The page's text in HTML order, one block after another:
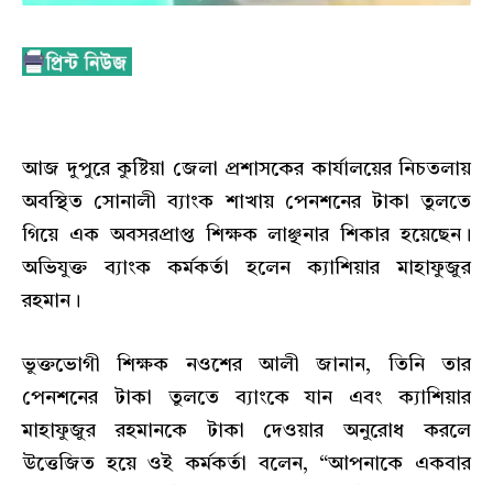
আজ দুপুরে কুষ্টিয়া জেলা প্রশাসকের কার্যালয়ের নিচতলায়
অবস্থিত সোনালী ব্যাংক শাখায় পেনশনের টাকা তুলতে
গিয়ে এক অবসরপ্রাপ্ত শিক্ষক লাঞ্ছনার শিকার হয়েছেন।
অভিযুক্ত ব্যাংক কর্মকর্তা হলেন ক্যাশিয়ার মাহাফুজুর
রহমান।
ভুক্তভোগী শিক্ষক নওশের আলী জানান, তিনি তার
পেনশনের টাকা তুলতে ব্যাংকে যান এবং ক্যাশিয়ার
মাহাফুজুর রহমানকে টাকা দেওয়ার অনুরোধ করলে
উত্তেজিত হয়ে ওই কর্মকর্তা বলেন, “আপনাকে একবার